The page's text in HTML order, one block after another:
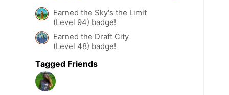
Earned the Sky's the Limit
(Level 94) badge!
Earned the Draft City
(Level 48) badge!
Tagged Friends